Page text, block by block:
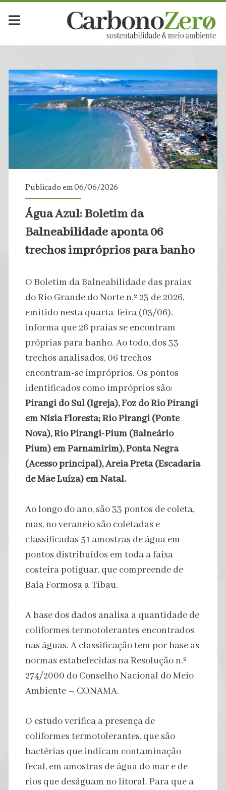
Publicado em 06/06/2026
Água Azul: Boletim da
Balneabilidade aponta 06
trechos impróprios para banho
O Boletim da Balneabilidade das praias
do Rio Grande do Norte n.º 23 de 2026,
emitido nesta quarta-feira (03/06),
informa que 26 praias se encontram
próprias para banho. Ao todo, dos 33
trechos analisados, 06 trechos
encontram-se impróprios. Os pontos
identificados como impróprios são:
Pirangi do Sul (Igreja), Foz do Rio Pirangi
em Nísia Floresta;Rio Pirangi (Ponte
Nova),Rio Pirangi-Pium (Balneário
Pium) em Parnamirim),Ponta Negra
(Acesso principal),Areia Preta (Escadaria
de Mãe Luíza) em Natal.
Ao longo do ano, são 33 pontos de coleta,
mas, no veraneio são coletadas e
classificadas 51 amostras de água em
pontos distribuídos em toda a faixa
costeira potiguar, que compreende de
Baía Formosa a Tibau.
A base dos dados analisa a quantidade de
coliformes termotolerantes encontrados
nas águas. A classificação tem por base as
normas estabelecidas na Resolução n.º
274/2000 do Conselho Nacional do Meio
Ambiente – CONAMA.
O estudo verifica a presença de
coliformes termotolerantes, que são
bactérias que indicam contaminação
fecal, em amostras de água do mar e de
rios que deságuam no litoral. Para que a